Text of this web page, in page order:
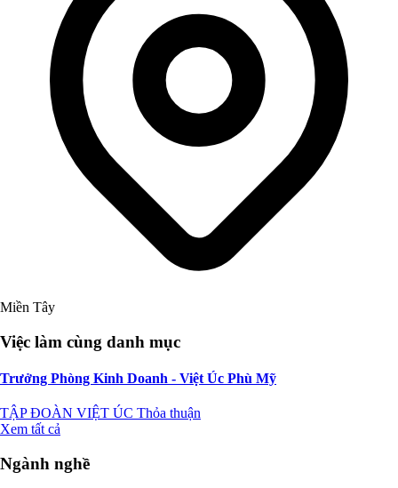
Miền Tây
Việc làm cùng danh mục
Trưởng Phòng Kinh Doanh - Việt Úc Phù Mỹ
TẬP ĐOÀN VIỆT ÚC Thỏa thuận
Xem tất cả
Ngành nghề